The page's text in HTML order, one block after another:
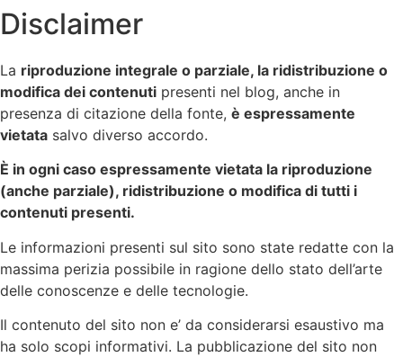
Disclaimer
La riproduzione integrale o parziale, la ridistribuzione o
modifica dei contenuti presenti nel blog, anche in
presenza di citazione della fonte, è espressamente
vietata salvo diverso accordo.
È in ogni caso espressamente vietata la riproduzione
(anche parziale), ridistribuzione o modifica di tutti i
contenuti presenti.
Le informazioni presenti sul sito sono state redatte con la
massima perizia possibile in ragione dello stato dell’arte
delle conoscenze e delle tecnologie.
Il contenuto del sito non e’ da considerarsi esaustivo ma
ha solo scopi informativi. La pubblicazione del sito non